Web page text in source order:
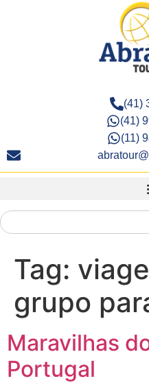
(41)
(41)
(11)
Tag:
grupo
Maravilhas
Portugal